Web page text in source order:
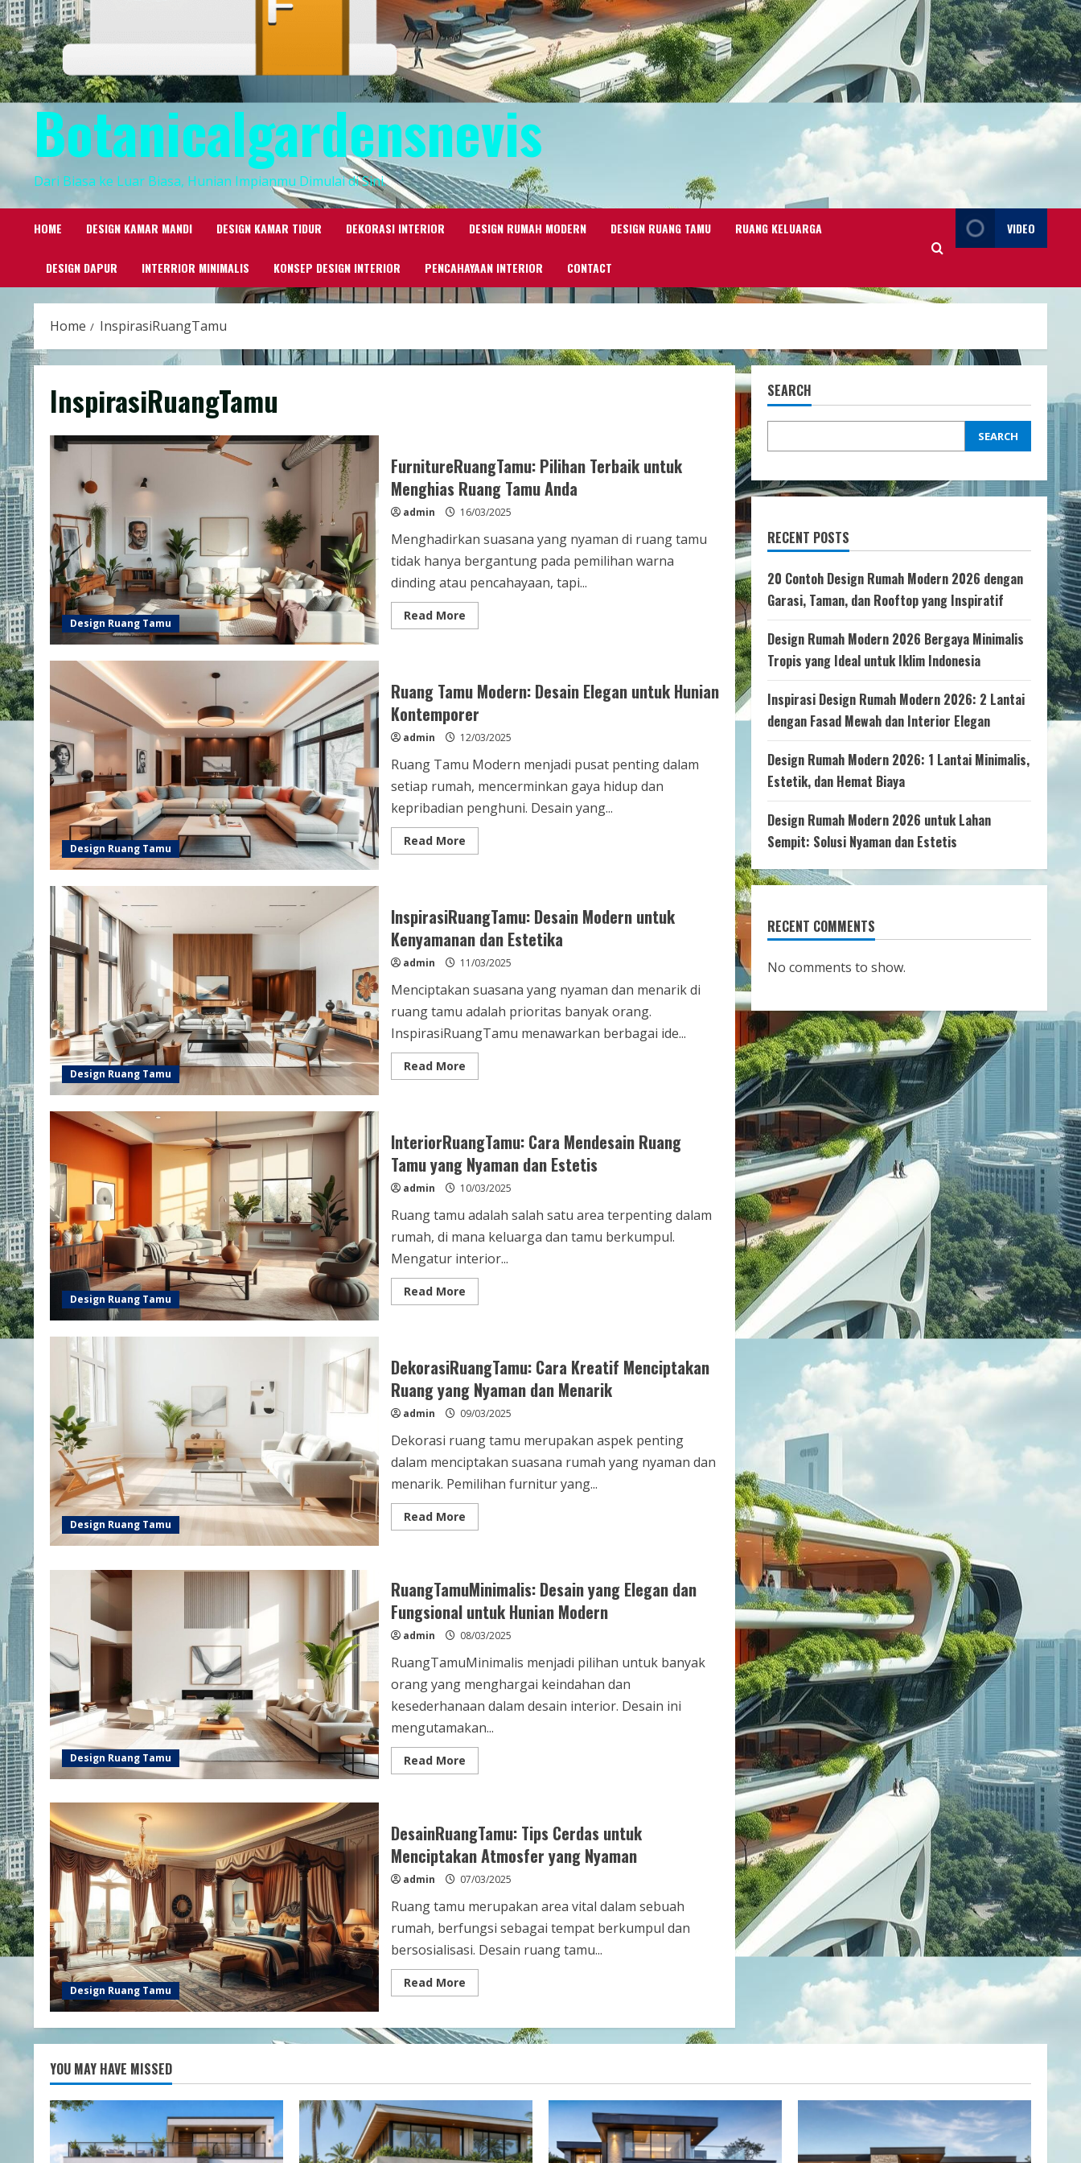
Botanicalgardensnevis
Dari Biasa ke Luar Biasa, Hunian Impianmu Dimulai di Sini.
HOME DESIGN KAMAR MANDI DESIGN KAMAR TIDUR DEKORASI INTERIOR DESIGN RUMAH MODERN DESIGN RUANG TAMU RUANG KELUARGA
DESIGN DAPUR INTERRIOR MINIMALIS KONSEP DESIGN INTERIOR PENCAHAYAAN INTERIOR CONTACT
VIDEO
Home InspirasiRuangTamu
InspirasiRuangTamu
Design Ruang Tamu
FurnitureRuangTamu: Pilihan Terbaik untuk
Menghias Ruang Tamu Anda
admin 16/03/2025
Menghadirkan suasana yang nyaman di ruang tamu
tidak hanya bergantung pada pemilihan warna
dinding atau pencahayaan, tapi...
Read MoreRead
more
untuk
Menghias
Tamu
Design Ruang Tamu
Ruang Tamu Modern: Desain Elegan untuk Hunian
Kontemporer
admin 12/03/2025
Ruang Tamu Modern menjadi pusat penting dalam
setiap rumah, mencerminkan gaya hidup dan
kepribadian penghuni. Desain yang...
Read MoreRead
more
Desain
Elegan
untuk
Hunian
Design Ruang Tamu
InspirasiRuangTamu: Desain Modern untuk
Kenyamanan dan Estetika
admin 11/03/2025
Menciptakan suasana yang nyaman dan menarik di
ruang tamu adalah prioritas banyak orang.
InspirasiRuangTamu menawarkan berbagai ide...
Read MoreRead
more
untuk
Kenyamanan
dan
Estetika
Design Ruang Tamu
InteriorRuangTamu: Cara Mendesain Ruang
Tamu yang Nyaman dan Estetis
admin 10/03/2025
Ruang tamu adalah salah satu area terpenting dalam
rumah, di mana keluarga dan tamu berkumpul.
Mengatur interior...
Read MoreRead
more
Ruang
Tamu
yang
Nyaman
dan
Estetis
Design Ruang Tamu
DekorasiRuangTamu: Cara Kreatif Menciptakan
Ruang yang Nyaman dan Menarik
admin 09/03/2025
Dekorasi ruang tamu merupakan aspek penting
dalam menciptakan suasana rumah yang nyaman dan
menarik. Pemilihan furnitur yang...
Read MoreRead
more
Menciptakan
Ruang
yang
Nyaman
dan
Menarik
Design Ruang Tamu
RuangTamuMinimalis: Desain yang Elegan dan
Fungsional untuk Hunian Modern
admin 08/03/2025
RuangTamuMinimalis menjadi pilihan untuk banyak
orang yang menghargai keindahan dan
kesederhanaan dalam desain interior. Desain ini
mengutamakan...
Read MoreRead
more
Elegan
dan
Fungsional
untuk
Hunian
Modern
Design Ruang Tamu
DesainRuangTamu: Tips Cerdas untuk
Menciptakan Atmosfer yang Nyaman
admin 07/03/2025
Ruang tamu merupakan area vital dalam sebuah
rumah, berfungsi sebagai tempat berkumpul dan
bersosialisasi. Desain ruang tamu...
Read MoreRead
more
Tips
Cerdas
untuk
yang
SEARCH
SEARCH
RECENT POSTS
20 Contoh Design Rumah Modern 2026 dengan
Garasi, Taman, dan Rooftop yang Inspiratif
Design Rumah Modern 2026 Bergaya Minimalis
Tropis yang Ideal untuk Iklim Indonesia
Inspirasi Design Rumah Modern 2026: 2 Lantai
dengan Fasad Mewah dan Interior Elegan
Design Rumah Modern 2026: 1 Lantai Minimalis,
Estetik, dan Hemat Biaya
Design Rumah Modern 2026 untuk Lahan
Sempit: Solusi Nyaman dan Estetis
RECENT COMMENTS
No comments to show.
YOU MAY HAVE MISSED